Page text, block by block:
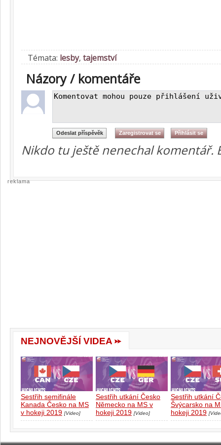
Témata: lesby, tajemství
Názory / komentáře
Nikdo tu ještě nenechal komentář.
reklama
NEJNOVĚJŠÍ VIDEA
Sestřih semifinále
Kanada Česko na MS
v hokeji 2019 [Video]
Sestřih utkání Česko
Německo na MS v
hokeji 2019 [Video]
Sestřih utkání
Švýcarsko na
hokeji 2019